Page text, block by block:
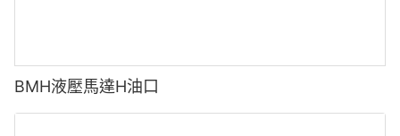
BMH液壓馬達H油口